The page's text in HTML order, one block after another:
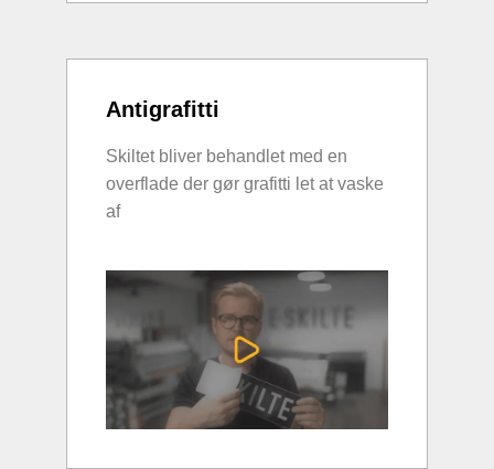
Antigrafitti
Skiltet bliver behandlet med en
overflade der gør grafitti let at vaske
af